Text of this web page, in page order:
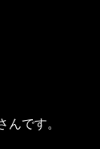
です。